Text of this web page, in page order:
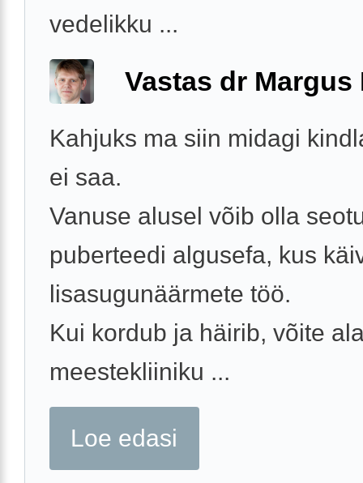
vedelikku ...
Vastas dr Margus
Kahjuks ma siin midagi
ei saa.
Vanuse alusel võib olla
puberteedi algusefa, kus
lisasugunäärmete töö.
Kui kordub ja häirib, võite
meestekliiniku ...
Loe edasi